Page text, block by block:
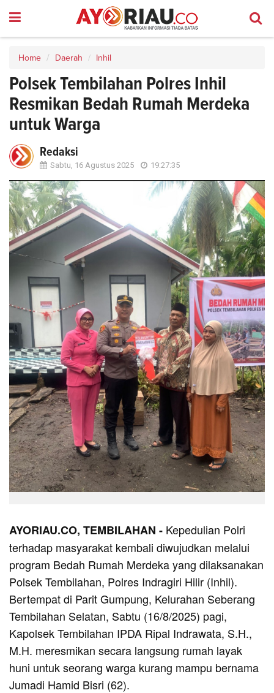
Home Daerah Inhil
Polsek Tembilahan Polres Inhil
Resmikan Bedah Rumah Merdeka
untuk Warga
Redaksi
Sabtu, 16 Agustus 2025 19:27:35
AYORIAU.CO, TEMBILAHAN - Kepedulian Polri
terhadap masyarakat kembali diwujudkan melalui
program Bedah Rumah Merdeka yang dilaksanakan
Polsek Tembilahan, Polres Indragiri Hilir (Inhil).
Bertempat di Parit Gumpung, Kelurahan Seberang
Tembilahan Selatan, Sabtu (16/8/2025) pagi,
Kapolsek Tembilahan IPDA Ripal Indrawata, S.H.,
M.H. meresmikan secara langsung rumah layak
huni untuk seorang warga kurang mampu bernama
Jumadi Hamid Bisri (62).